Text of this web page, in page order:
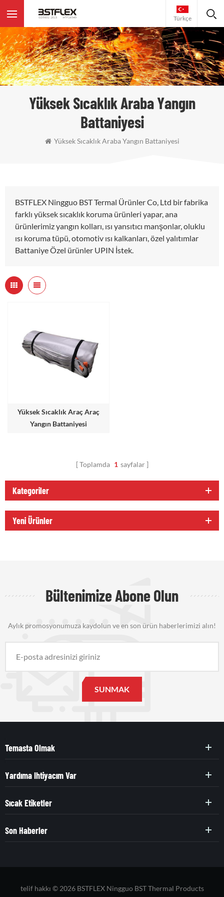
Türkçe
Yüksek Sıcaklık Araba Yangın
Battaniyesi
Yüksek Sıcaklık Araba Yangın Battaniyesi
BSTFLEX Ningguo BST Termal Ürünler Co, Ltd bir fabrika
farklı yüksek sıcaklık koruma ürünleri yapar, ana
ürünlerimiz yangın kolları, ısı yansıtıcı manşonlar, oluklu
ısı koruma tüpü, otomotiv ısı kalkanları, özel yalıtımlar
Battaniye Özel ürünler UPIN İstek.
Yüksek Sıcaklık Araç Araç
Yangın Battaniyesi
Toplamda 1 sayfalar
Kategoriler
Yeni Ürünler
Bültenimize Abone Olun
Aylık promosyonumuza kaydolun ve en son ürün haberlerimizi alın!
Temasta Olmak
Yardıma Ihtiyacım Var
Sıcak Etiketler
Son Haberler
telif hakkı © 2026 BSTFLEX Ningguo BST Thermal Products